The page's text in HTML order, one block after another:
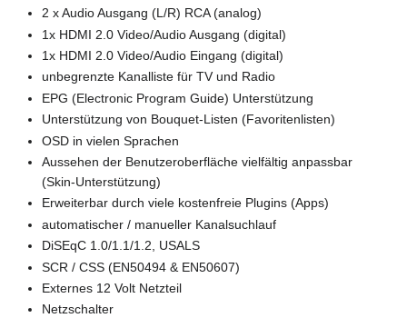
2 x Audio Ausgang (L/R) RCA (analog)
1x HDMI 2.0 Video/Audio Ausgang (digital)
1x HDMI 2.0 Video/Audio Eingang (digital)
unbegrenzte Kanalliste für TV und Radio
EPG (Electronic Program Guide) Unterstützung
Unterstützung von Bouquet-Listen (Favoritenlisten)
OSD in vielen Sprachen
Aussehen der Benutzeroberfläche vielfältig anpassbar
(Skin-Unterstützung)
Erweiterbar durch viele kostenfreie Plugins (Apps)
automatischer / manueller Kanalsuchlauf
DiSEqC 1.0/1.1/1.2, USALS
SCR / CSS (EN50494 & EN50607)
Externes 12 Volt Netzteil
Netzschalter